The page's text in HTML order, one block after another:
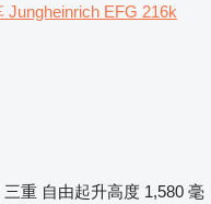
Jungheinrich EFG 216k
三重 自由起升高度 1,580 毫